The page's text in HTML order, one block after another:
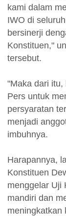
kami dalam
IWO di
bersinerji
Konstituen,"
tersebut.
"Maka dari itu,
Pers untuk
persyaratan
menjadi
imbuhnya.
Harapannya,
Konstituen
menggelar Uji
mandiri dan
meningkatkan